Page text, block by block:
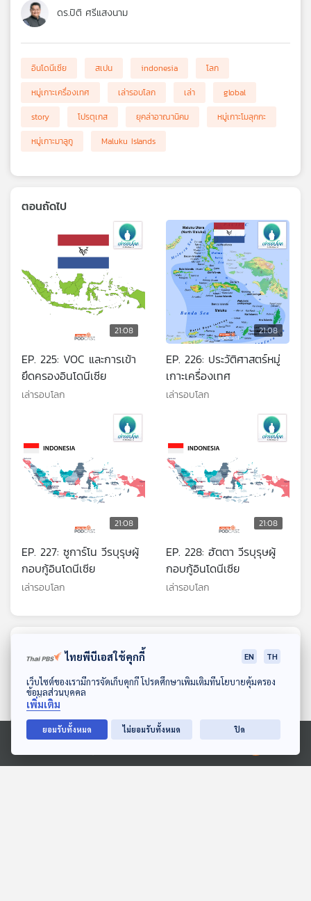
ดาวน์โหลด Thai PBS Podcast Application
Ⓒ 2020 องค์การกระจายเสียงและแพร่ภาพสาธารณะแห่งประเทศไทย
ดร.ปิติ ศรีแสงนาม
อินโดนีเซีย สเปน indonesia
โลก
หมู่เกาะเครื่องเทศ
เล่ารอบโลก เล่า
global
story
โปรตุเกส ยุคล่าอาณานิคม
หมู่เกาะโมลุกกะ
หมู่เกาะมาลูกู
Maluku Islands
ตอนถัดไป
21:08
EP. 225: VOC และการเข้า
ยึดครองอินโดนีเซีย
เล่ารอบโลก
21:08
EP. 226: ประวัติศาสตร์หมู่
เกาะเครื่องเทศ
เล่ารอบโลก
21:08
EP. 227: ซูการ์โน วีรบุรุษผู้
กอบกู้อินโดนีเซีย
เล่ารอบโลก
21:08
EP. 228: ฮัตตา วีรบุรุษผู้
กอบกู้อินโดนีเซีย
เล่ารอบโลก
21:08 21:08
ไทยพีบีเอสใช้คุกกี้ EN TH
เว็บไซต์ของเรามีการจัดเก็บคุกกี้ โปรดศึกษาเพิ่มเติมที่นโยบายคุ้มครอง
ข้อมูลส่วนบุคคล
เพิ่มเติม
ยอมรับทั้งหมด ไม่ยอมรับทั้งหมด ปิด